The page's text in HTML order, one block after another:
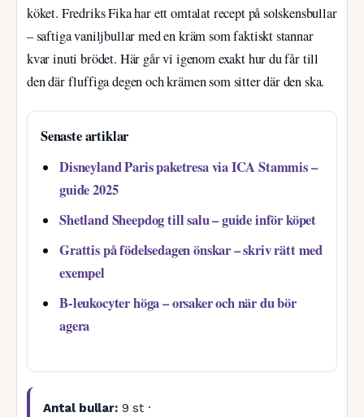
köket. Fredriks Fika har ett omtalat recept på solskensbullar
– saftiga vaniljbullar med en kräm som faktiskt stannar
kvar inuti brödet. Här går vi igenom exakt hur du får till
den där fluffiga degen och krämen som sitter där den ska.
Senaste artiklar
Disneyland Paris paketresa via ICA Stammis –
guide 2025
Shetland Sheepdog till salu – guide inför köpet
Grattis på födelsedagen önskar – skriv rätt med
exempel
B-leukocyter höga – orsaker och när du bör
agera
Antal bullar:9 st ·